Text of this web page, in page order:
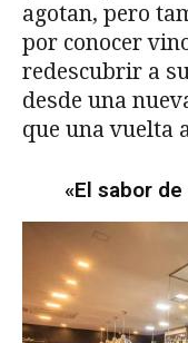
agotan, pero
por conocer
redescubrir a
desde una
que una vuelta
«El sabor